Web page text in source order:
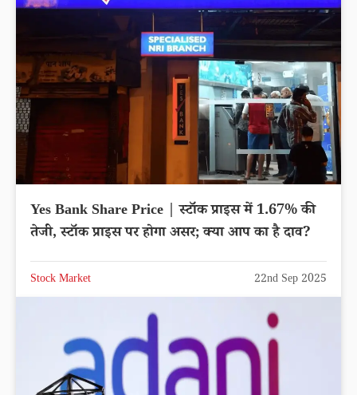
Yes Bank Share Price | स्टॉक प्राइस में 1.67% की
तेजी, स्टॉक प्राइस पर होगा असर; क्या आप का है दाव?
Stock Market 22nd Sep 2025